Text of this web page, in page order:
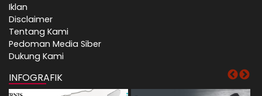
Iklan
Disclaimer
Tentang Kami
Pedoman Media Siber
Dukung Kami
INFOGRAFIK